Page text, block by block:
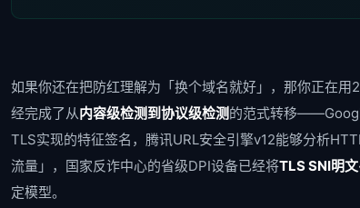
如果你还在把防红理解为「换个域名就好」，那你正在
经完成了从内容级检测到协议级检测的范式转移
TLS实现的特征签名，腾讯URL安全引擎v12能够分析
流量」，国家反诈中心的省级DPI设备已经将TLS SNI明
定模型。